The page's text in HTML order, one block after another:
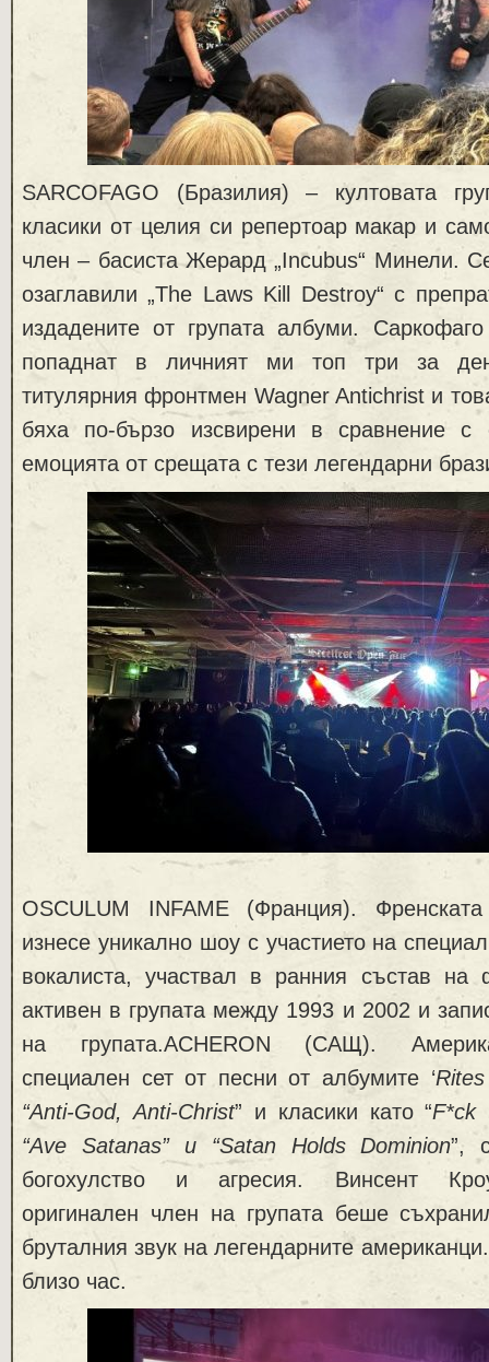
SARCOFAGO (Бразилия) – култовата
класики от целия си репертоар макар и
член – басиста Жерард „Incubus“ Минели.
озаглавили „The Laws Kill Destroy“ с
издадените от групата албуми.
попаднат в личният ми топ три за
титулярния фронтмен Wagner Antichrist и
бяха по-бързо изсвирени в сравнение с
емоцията от срещата с тези легендарни
OSCULUM INFAME (Франция).
изнесе уникално шоу с участието на
вокалиста, участвал в ранния състав на
активен в групата между 1993 и 2002 и
на групата.ACHERON (САЩ).
специален сет от песни от албумите ‘
“Anti-God, Anti-Christ” и класики като “F*ck
“Ave Satanas” и “Satan Holds Dominion”,
богохулство и агресия. Винсент
оригинален член на групата беше
бруталния звук на легендарните
близо час.